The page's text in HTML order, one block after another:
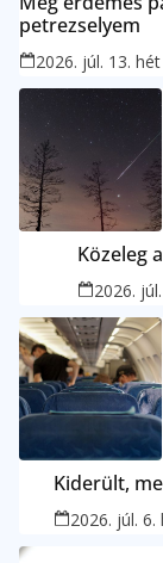
petrezselyem
2026. júl. 13. hét
Közeleg
2026.
Kiderült,
2026. júl. 6.